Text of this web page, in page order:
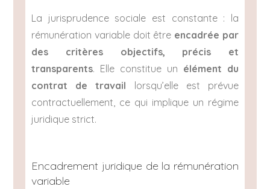
La jurisprudence sociale est constante : la
rémunération variable doit être encadrée par
des critères objectifs, précis et
transparents. Elle constitue un élément du
contrat de travail lorsqu’elle est prévue
contractuellement, ce qui implique un régime
juridique strict.
Encadrement juridique de la rémunération
variable